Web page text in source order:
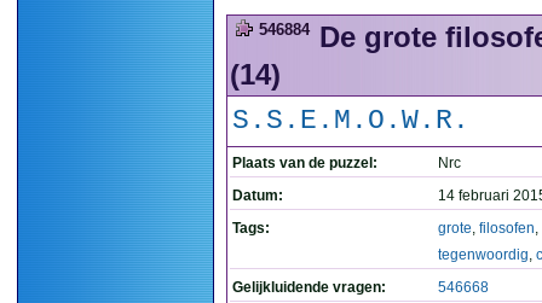
546884 De grote
(14)
S.S.E.M.O.W.R.
Plaats van de puzzel:
Nrc
Datum:
14 februari
Tags:
grote, filosofen,
tegenwoordig,
Gelijkluidende vragen:
546668